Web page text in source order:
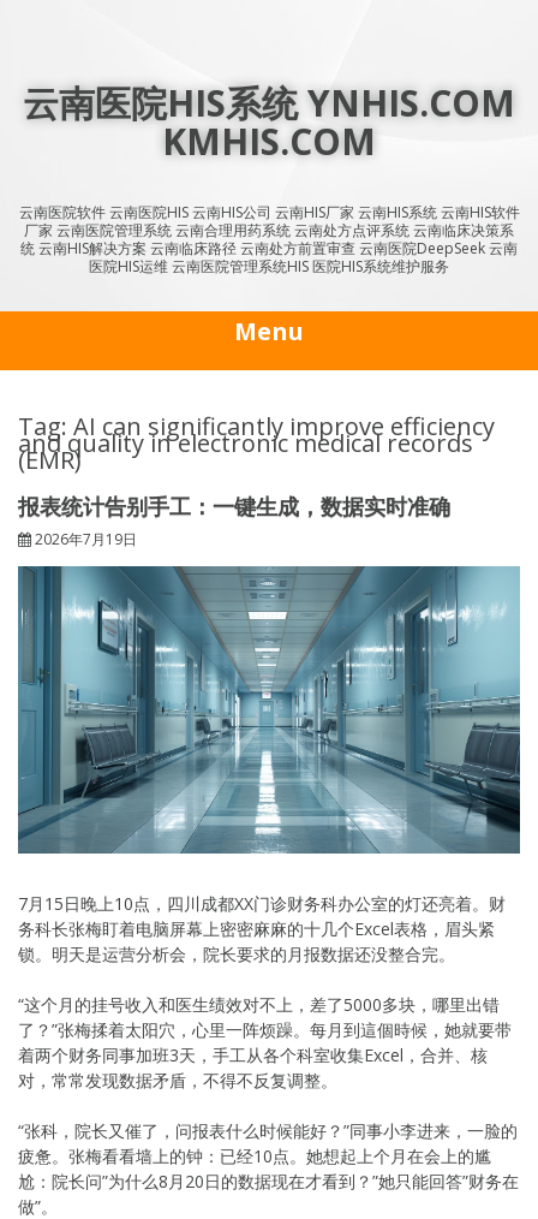
云南医院HIS系统 YNHIS.COM
KMHIS.COM
云南医院软件 云南医院HIS 云南HIS公司 云南HIS厂家 云南HIS系统 云南HIS软件
厂家 云南医院管理系统 云南合理用药系统 云南处方点评系统 云南临床决策系
统 云南HIS解决方案 云南临床路径 云南处方前置审查 云南医院DeepSeek 云南
医院HIS运维 云南医院管理系统HIS 医院HIS系统维护服务
Menu
Tag: AI can significantly improve efficiency
and quality in electronic medical records
(EMR)
报表统计告别手工：一键生成，数据实时准确
2026年7月19日
7月15日晚上10点，四川成都XX门诊财务科办公室的灯还亮着。财
务科长张梅盯着电脑屏幕上密密麻麻的十几个Excel表格，眉头紧
锁。明天是运营分析会，院长要求的月报数据还没整合完。
“这个月的挂号收入和医生绩效对不上，差了5000多块，哪里出错
了？”张梅揉着太阳穴，心里一阵烦躁。每月到這個時候，她就要带
着两个财务同事加班3天，手工从各个科室收集Excel，合并、核
对，常常发现数据矛盾，不得不反复调整。
“张科，院长又催了，问报表什么时候能好？”同事小李进来，一脸的
疲惫。张梅看看墙上的钟：已经10点。她想起上个月在会上的尴
尬：院长问”为什么8月20日的数据现在才看到？”她只能回答”财务在
做”。